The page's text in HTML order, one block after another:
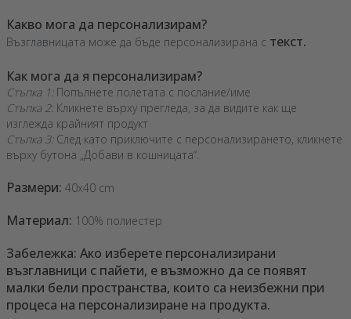
Какво мога да персонализирам?
Възглавницата може да бъде персонализирана с текст.
Как мога да я персонализирам?
Стъпка 1:Попълнете полетата с послание/име
Стъпка 2: Кликнете върху прегледа, за да видите как ще
изглежда крайният продукт
Стъпка 3:След като приключите с персонализирането, кликнете
върху бутона „Добави в кошницата“.
Размери: 40x40 cm
Материал: 100% полиестер
Забележка: Ако изберете персонализирани
възглавници с пайети, е възможно да се появят
малки бели пространства, които са неизбежни при
процеса на персонализиране на продукта.